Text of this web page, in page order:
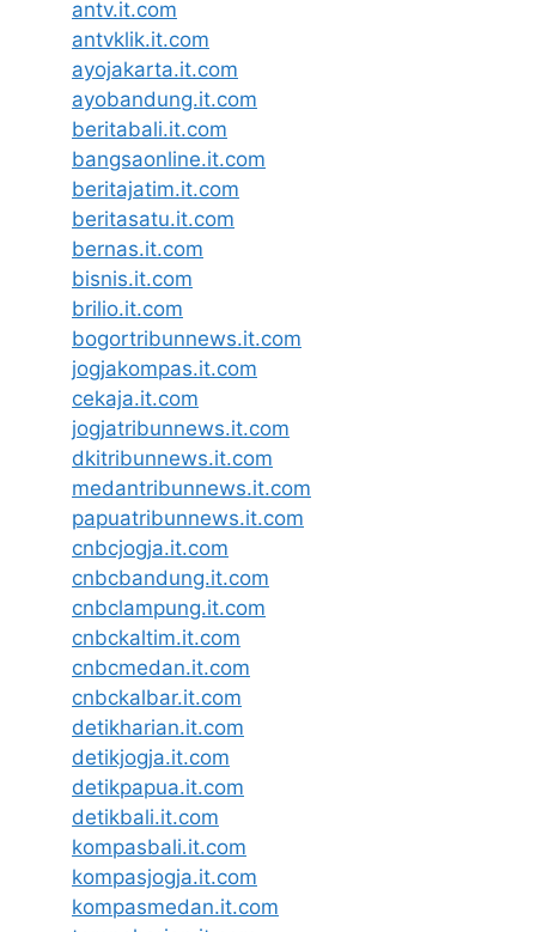
antv.it.com
antvklik.it.com
ayojakarta.it.com
ayobandung.it.com
beritabali.it.com
bangsaonline.it.com
beritajatim.it.com
beritasatu.it.com
bernas.it.com
bisnis.it.com
brilio.it.com
bogortribunnews.it.com
jogjakompas.it.com
cekaja.it.com
jogjatribunnews.it.com
dkitribunnews.it.com
medantribunnews.it.com
papuatribunnews.it.com
cnbcjogja.it.com
cnbcbandung.it.com
cnbclampung.it.com
cnbckaltim.it.com
cnbcmedan.it.com
cnbckalbar.it.com
detikharian.it.com
detikjogja.it.com
detikpapua.it.com
detikbali.it.com
kompasbali.it.com
kompasjogja.it.com
kompasmedan.it.com